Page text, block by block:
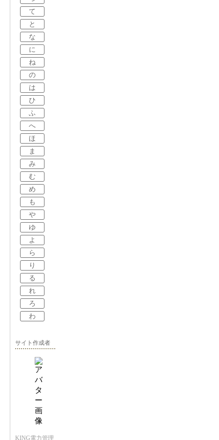
て
と
な
に
ね
の
は
ひ
ふ
へ
ほ
ま
み
む
め
も
や
ゆ
よ
ら
り
る
れ
ろ
わ
サイト作成者
KING電力管理